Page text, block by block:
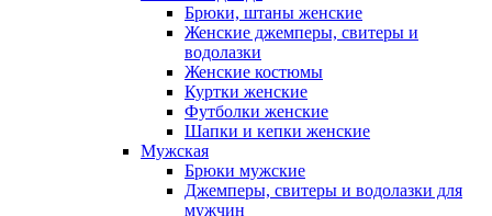
Брюки, штаны женские
Женские джемперы, свитеры и
водолазки
Женские костюмы
Куртки женские
Футболки женские
Шапки и кепки женские
Мужская
Брюки мужские
Джемперы, свитеры и водолазки для
мужчин